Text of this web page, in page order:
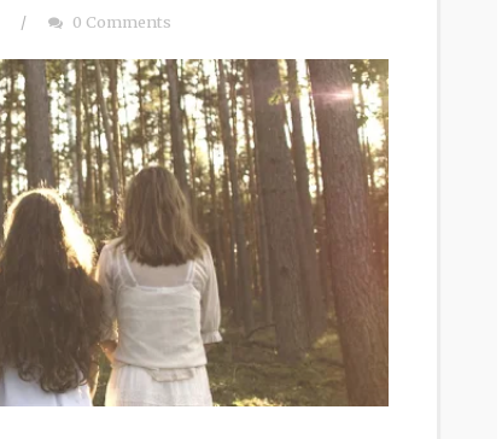
/ 0 Comments